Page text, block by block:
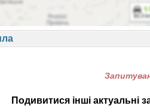
Подивитися інші актуальні